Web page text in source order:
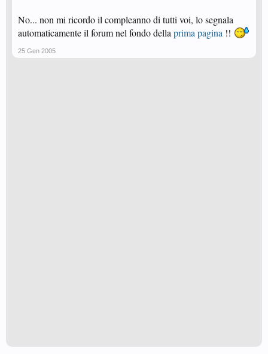
No... non mi ricordo il compleanno di tutti voi, lo segnala
automaticamente il forum nel fondo della prima pagina !!
25 Gen 2005